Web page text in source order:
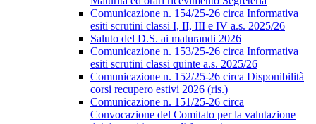
Comunicazione n. 154/25-26 circa Informativa
esiti scrutini classi I, II, III e IV a.s. 2025/26
Saluto del D.S. ai maturandi 2026
Comunicazione n. 153/25-26 circa Informativa
esiti scrutini classi quinte a.s. 2025/26
Comunicazione n. 152/25-26 circa Disponibilità
corsi recupero estivi 2026 (ris.)
Comunicazione n. 151/25-26 circa
Convocazione del Comitato per la valutazione